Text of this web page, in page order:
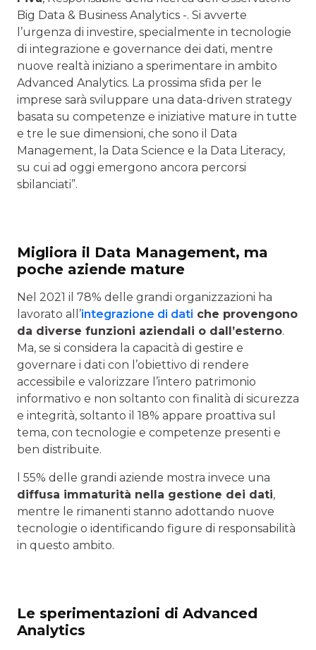
Big Data & Business Analytics -. Si avverte
l’urgenza di investire, specialmente in tecnologie
di integrazione e governance dei dati, mentre
nuove realtà iniziano a sperimentare in ambito
Advanced Analytics. La prossima sfida per le
imprese sarà sviluppare una data-driven strategy
basata su competenze e iniziative mature in tutte
e tre le sue dimensioni, che sono il Data
Management, la Data Science e la Data Literacy,
su cui ad oggi emergono ancora percorsi
sbilanciati”.
Migliora il Data Management, ma
poche aziende mature
Nel 2021 il 78% delle grandi organizzazioni ha
lavorato all’integrazione di dati che provengono
da diverse funzioni aziendali o dall’esterno.
Ma, se si considera la capacità di gestire e
governare i dati con l’obiettivo di rendere
accessibile e valorizzare l’intero patrimonio
informativo e non soltanto con finalità di sicurezza
e integrità, soltanto il 18% appare proattiva sul
tema, con tecnologie e competenze presenti e
ben distribuite.
l 55% delle grandi aziende mostra invece una
diffusa immaturità nella gestione dei dati,
mentre le rimanenti stanno adottando nuove
tecnologie o identificando figure di responsabilità
in questo ambito.
Le sperimentazioni di Advanced
Analytics